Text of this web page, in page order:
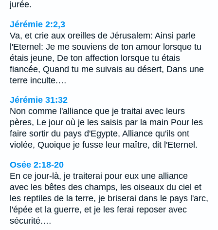
jurée.
Jérémie 2:2,3
Va, et crie aux oreilles de Jérusalem: Ainsi parle
l'Eternel: Je me souviens de ton amour lorsque tu
étais jeune, De ton affection lorsque tu étais
fiancée, Quand tu me suivais au désert, Dans une
terre inculte.…
Jérémie 31:32
Non comme l'alliance que je traitai avec leurs
pères, Le jour où je les saisis par la main Pour les
faire sortir du pays d'Egypte, Alliance qu'ils ont
violée, Quoique je fusse leur maître, dit l'Eternel.
Osée 2:18-20
En ce jour-là, je traiterai pour eux une alliance
avec les bêtes des champs, les oiseaux du ciel et
les reptiles de la terre, je briserai dans le pays l'arc,
l'épée et la guerre, et je les ferai reposer avec
sécurité.…